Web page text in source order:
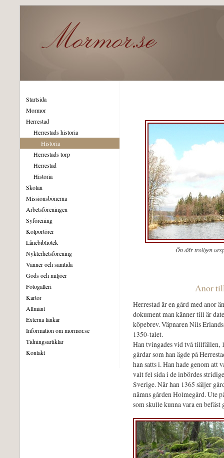
Startsida
Mormor
Herrestad
Herrestads historia
Historia
Herrestads torp
Herrestad
Historia
Skolan
Missionsbönerna
Arbetsföreningen
Syförening
Kolportörer
Lånebibliotek
Nykterhetsförening
Vänner och samtida
Gods och miljöer
Fotogalleri
Kartor
Allmänt
Externa länkar
Information om mormor.se
Tidningsartiklar
Kontakt
Ön där troligen
Anor
Herrestad är en gård med anor
dokument man känner till är
köpebrev. Väpnaren Nils
1350-talet.
Han tvingades vid två tillfällen,
gårdar som han ägde på
han satts i. Han hade genom att
valt fel sida i de inbördes
Sverige. När han 1365 säljer
nämns gården Holmegård. Ute
som skulle kunna vara en befäst